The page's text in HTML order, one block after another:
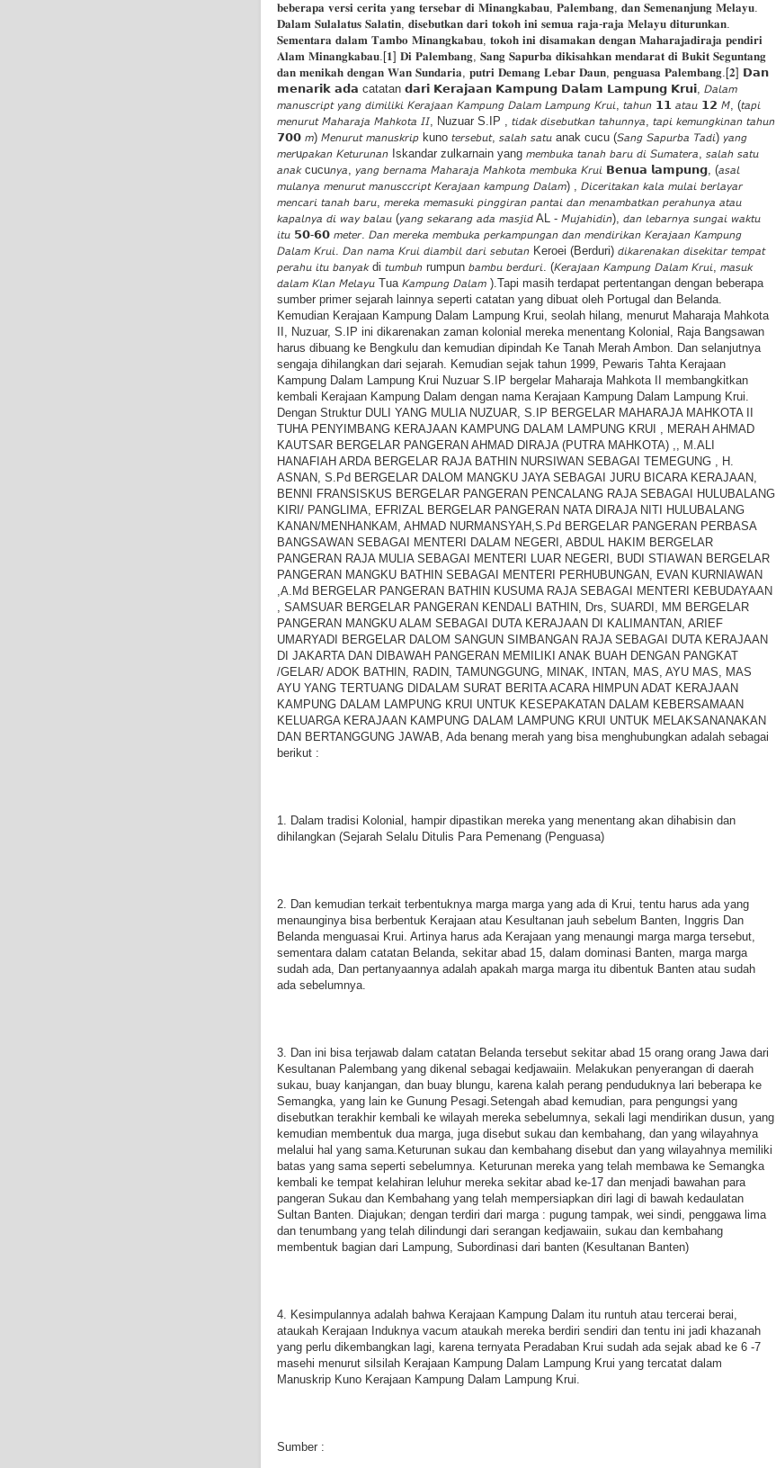
𝐛𝐞𝐛𝐞𝐫𝐚𝐩𝐚 𝐯𝐞𝐫𝐬𝐢 𝐜𝐞𝐫𝐢𝐭𝐚 𝐲𝐚𝐧𝐠 𝐭𝐞𝐫𝐬𝐞𝐛𝐚𝐫 𝐝𝐢 𝐌𝐢𝐧𝐚𝐧𝐠𝐤𝐚𝐛𝐚𝐮, 𝐏𝐚𝐥𝐞𝐦𝐛𝐚𝐧𝐠, 𝐝𝐚𝐧 𝐒𝐞𝐦𝐞𝐧𝐚𝐧𝐣𝐮𝐧𝐠 𝐌𝐞𝐥𝐚𝐲𝐮.
𝐃𝐚𝐥𝐚𝐦 𝐒𝐮𝐥𝐚𝐥𝐚𝐭𝐮𝐬 𝐒𝐚𝐥𝐚𝐭𝐢𝐧, 𝐝𝐢𝐬𝐞𝐛𝐮𝐭𝐤𝐚𝐧 𝐝𝐚𝐫𝐢 𝐭𝐨𝐤𝐨𝐡 𝐢𝐧𝐢 𝐬𝐞𝐦𝐮𝐚 𝐫𝐚𝐣𝐚-𝐫𝐚𝐣𝐚 𝐌𝐞𝐥𝐚𝐲𝐮 𝐝𝐢𝐭𝐮𝐫𝐮𝐧𝐤𝐚𝐧.
𝐒𝐞𝐦𝐞𝐧𝐭𝐚𝐫𝐚 𝐝𝐚𝐥𝐚𝐦 𝐓𝐚𝐦𝐛𝐨 𝐌𝐢𝐧𝐚𝐧𝐠𝐤𝐚𝐛𝐚𝐮, 𝐭𝐨𝐤𝐨𝐡 𝐢𝐧𝐢 𝐝𝐢𝐬𝐚𝐦𝐚𝐤𝐚𝐧 𝐝𝐞𝐧𝐠𝐚𝐧 𝐌𝐚𝐡𝐚𝐫𝐚𝐣𝐚𝐝𝐢𝐫𝐚𝐣𝐚 𝐩𝐞𝐧𝐝𝐢𝐫𝐢
𝐀𝐥𝐚𝐦 𝐌𝐢𝐧𝐚𝐧𝐠𝐤𝐚𝐛𝐚𝐮.[𝟏] 𝐃𝐢 𝐏𝐚𝐥𝐞𝐦𝐛𝐚𝐧𝐠, 𝐒𝐚𝐧𝐠 𝐒𝐚𝐩𝐮𝐫𝐛𝐚 𝐝𝐢𝐤𝐢𝐬𝐚𝐡𝐤𝐚𝐧 𝐦𝐞𝐧𝐝𝐚𝐫𝐚𝐭 𝐝𝐢 𝐁𝐮𝐤𝐢𝐭 𝐒𝐞𝐠𝐮𝐧𝐭𝐚𝐧𝐠
𝐝𝐚𝐧 𝐦𝐞𝐧𝐢𝐤𝐚𝐡 𝐝𝐞𝐧𝐠𝐚𝐧 𝐖𝐚𝐧 𝐒𝐮𝐧𝐝𝐚𝐫𝐢𝐚, 𝐩𝐮𝐭𝐫𝐢 𝐃𝐞𝐦𝐚𝐧𝐠 𝐋𝐞𝐛𝐚𝐫 𝐃𝐚𝐮𝐧, 𝐩𝐞𝐧𝐠𝐮𝐚𝐬𝐚 𝐏𝐚𝐥𝐞𝐦𝐛𝐚𝐧𝐠.[𝟐] 𝗗𝗮𝗻
𝗺𝗲𝗻𝗮𝗿𝗶𝗸 𝗮𝗱𝗮 catatan 𝗱𝗮𝗿𝗶 𝗞𝗲𝗿𝗮𝗷𝗮𝗮𝗻 𝗞𝗮𝗺𝗽𝘂𝗻𝗴 𝗗𝗮𝗹𝗮𝗺 𝗟𝗮𝗺𝗽𝘂𝗻𝗴 𝗞𝗿𝘂𝗶, 𝘋𝘢𝘭𝘢𝘮
𝘮𝘢𝘯𝘶𝘴𝘤𝘳𝘪𝘱𝘵 𝘺𝘢𝘯𝘨 𝘥𝘪𝘮𝘪𝘭𝘪𝘬𝘪 𝘒𝘦𝘳𝘢𝘫𝘢𝘢𝘯 𝘒𝘢𝘮𝘱𝘶𝘯𝘨 𝘋𝘢𝘭𝘢𝘮 𝘓𝘢𝘮𝘱𝘶𝘯𝘨 𝘒𝘳𝘶𝘪, 𝘵𝘢𝘩𝘶𝘯 𝟭𝟭 𝘢𝘵𝘢𝘶 𝟭𝟮 𝘔, (𝘵𝘢𝘱𝘪
𝘮𝘦𝘯𝘶𝘳𝘶𝘵 𝘔𝘢𝘩𝘢𝘳𝘢𝘫𝘢 𝘔𝘢𝘩𝘬𝘰𝘵𝘢 𝘐𝘐, Nuzuar S.IP , 𝘵𝘪𝘥𝘢𝘬 𝘥𝘪𝘴𝘦𝘣𝘶𝘵𝘬𝘢𝘯 𝘵𝘢𝘩𝘶𝘯𝘯𝘺𝘢, 𝘵𝘢𝘱𝘪 𝘬𝘦𝘮𝘶𝘯𝘨𝘬𝘪𝘯𝘢𝘯 𝘵𝘢𝘩𝘶𝘯
𝟳𝟬𝟬 𝘮) 𝘔𝘦𝘯𝘶𝘳𝘶𝘵 𝘮𝘢𝘯𝘶𝘴𝘬𝘳𝘪𝘱 kuno 𝘵𝘦𝘳𝘴𝘦𝘣𝘶𝘵, 𝘴𝘢𝘭𝘢𝘩 𝘴𝘢𝘵𝘶 anak cucu (𝘚𝘢𝘯𝘨 𝘚𝘢𝘱𝘶𝘳𝘣𝘢 𝘛𝘢𝘥𝘪) 𝘺𝘢𝘯𝘨
𝘮𝘦𝘳u𝘱𝘢𝘬𝘢𝘯 𝘒𝘦𝘵𝘶𝘳𝘶𝘯𝘢𝘯 Iskandar zulkarnain yang 𝘮𝘦𝘮𝘣𝘶𝘬𝘢 𝘵𝘢𝘯𝘢𝘩 𝘣𝘢𝘳𝘶 𝘥𝘪 𝘚𝘶𝘮𝘢𝘵𝘦𝘳𝘢, 𝘴𝘢𝘭𝘢𝘩 𝘴𝘢𝘵𝘶
𝘢𝘯𝘢𝘬 cucu𝘯𝘺𝘢, 𝘺𝘢𝘯𝘨 𝘣𝘦𝘳𝘯𝘢𝘮𝘢 𝘔𝘢𝘩𝘢𝘳𝘢𝘫𝘢 𝘔𝘢𝘩𝘬𝘰𝘵𝘢 𝘮𝘦𝘮𝘣𝘶𝘬𝘢 𝘒𝘳𝘶𝘪 𝗕𝗲𝗻𝘂𝗮 𝗹𝗮𝗺𝗽𝘂𝗻𝗴, (𝘢𝘴𝘢𝘭
𝘮𝘶𝘭𝘢𝘯𝘺𝘢 𝘮𝘦𝘯𝘶𝘳𝘶𝘵 𝘮𝘢𝘯𝘶𝘴𝘤𝘤𝘳𝘪𝘱𝘵 𝘒𝘦𝘳𝘢𝘫𝘢𝘢𝘯 𝘬𝘢𝘮𝘱𝘶𝘯𝘨 𝘋𝘢𝘭𝘢𝘮) , 𝘋𝘪𝘤𝘦𝘳𝘪𝘵𝘢𝘬𝘢𝘯 𝘬𝘢𝘭𝘢 𝘮𝘶𝘭𝘢𝘪 𝘣𝘦𝘳𝘭𝘢𝘺𝘢𝘳
𝘮𝘦𝘯𝘤𝘢𝘳𝘪 𝘵𝘢𝘯𝘢𝘩 𝘣𝘢𝘳𝘶, 𝘮𝘦𝘳𝘦𝘬𝘢 𝘮𝘦𝘮𝘢𝘴𝘶𝘬𝘪 𝘱𝘪𝘯𝘨𝘨𝘪𝘳𝘢𝘯 𝘱𝘢𝘯𝘵𝘢𝘪 𝘥𝘢𝘯 𝘮𝘦𝘯𝘢𝘮𝘣𝘢𝘵𝘬𝘢𝘯 𝘱𝘦𝘳𝘢𝘩𝘶𝘯𝘺𝘢 𝘢𝘵𝘢𝘶
𝘬𝘢𝘱𝘢𝘭𝘯𝘺𝘢 𝘥𝘪 𝘸𝘢𝘺 𝘣𝘢𝘭𝘢𝘶 (𝘺𝘢𝘯𝘨 𝘴𝘦𝘬𝘢𝘳𝘢𝘯𝘨 𝘢𝘥𝘢 𝘮𝘢𝘴𝘫𝘪𝘥 AL - 𝘔𝘶𝘫𝘢𝘩𝘪𝘥𝘪𝘯), 𝘥𝘢𝘯 𝘭𝘦𝘣𝘢𝘳𝘯𝘺𝘢 𝘴𝘶𝘯𝘨𝘢𝘪 𝘸𝘢𝘬𝘵𝘶
𝘪𝘵𝘶 𝟱𝟬-𝟲𝟬 𝘮𝘦𝘵𝘦𝘳. 𝘋𝘢𝘯 𝘮𝘦𝘳𝘦𝘬𝘢 𝘮𝘦𝘮𝘣𝘶𝘬𝘢 𝘱𝘦𝘳𝘬𝘢𝘮𝘱𝘶𝘯𝘨𝘢𝘯 𝘥𝘢𝘯 𝘮𝘦𝘯𝘥𝘪𝘳𝘪𝘬𝘢𝘯 𝘒𝘦𝘳𝘢𝘫𝘢𝘢𝘯 𝘒𝘢𝘮𝘱𝘶𝘯𝘨
𝘋𝘢𝘭𝘢𝘮 𝘒𝘳𝘶𝘪. 𝘋𝘢𝘯 𝘯𝘢𝘮𝘢 𝘒𝘳𝘶𝘪 𝘥𝘪𝘢𝘮𝘣𝘪𝘭 𝘥𝘢𝘳𝘪 𝘴𝘦𝘣𝘶𝘵𝘢𝘯 Keroei (Berduri) 𝘥𝘪𝘬𝘢𝘳𝘦𝘯𝘢𝘬𝘢𝘯 𝘥𝘪𝘴𝘦𝘬𝘪𝘵𝘢𝘳 𝘵𝘦𝘮𝘱𝘢𝘵
𝘱𝘦𝘳𝘢𝘩𝘶 𝘪𝘵𝘶 𝘣𝘢𝘯𝘺𝘢𝘬 di 𝘵𝘶𝘮𝘣𝘶𝘩 rumpun 𝘣𝘢𝘮𝘣𝘶 𝘣𝘦𝘳𝘥𝘶𝘳𝘪. (𝘒𝘦𝘳𝘢𝘫𝘢𝘢𝘯 𝘒𝘢𝘮𝘱𝘶𝘯𝘨 𝘋𝘢𝘭𝘢𝘮 𝘒𝘳𝘶𝘪, 𝘮𝘢𝘴𝘶𝘬
𝘥𝘢𝘭𝘢𝘮 𝘒𝘭𝘢𝘯 𝘔𝘦𝘭𝘢𝘺𝘶 Tua 𝘒𝘢𝘮𝘱𝘶𝘯𝘨 𝘋𝘢𝘭𝘢𝘮 ).Tapi masih terdapat pertentangan dengan beberapa
sumber primer sejarah lainnya seperti catatan yang dibuat oleh Portugal dan Belanda.
Kemudian Kerajaan Kampung Dalam Lampung Krui, seolah hilang, menurut Maharaja Mahkota
II, Nuzuar, S.IP ini dikarenakan zaman kolonial mereka menentang Kolonial, Raja Bangsawan
harus dibuang ke Bengkulu dan kemudian dipindah Ke Tanah Merah Ambon. Dan selanjutnya
sengaja dihilangkan dari sejarah. Kemudian sejak tahun 1999, Pewaris Tahta Kerajaan
Kampung Dalam Lampung Krui Nuzuar S.IP bergelar Maharaja Mahkota II membangkitkan
kembali Kerajaan Kampung Dalam dengan nama Kerajaan Kampung Dalam Lampung Krui.
Dengan Struktur DULI YANG MULIA NUZUAR, S.IP BERGELAR MAHARAJA MAHKOTA II
TUHA PENYIMBANG KERAJAAN KAMPUNG DALAM LAMPUNG KRUI , MERAH AHMAD
KAUTSAR BERGELAR PANGERAN AHMAD DIRAJA (PUTRA MAHKOTA) ,, M.ALI
HANAFIAH ARDA BERGELAR RAJA BATHIN NURSIWAN SEBAGAI TEMEGUNG , H.
ASNAN, S.Pd BERGELAR DALOM MANGKU JAYA SEBAGAI JURU BICARA KERAJAAN,
BENNI FRANSISKUS BERGELAR PANGERAN PENCALANG RAJA SEBAGAI HULUBALANG
KIRI/ PANGLIMA, EFRIZAL BERGELAR PANGERAN NATA DIRAJA NITI HULUBALANG
KANAN/MENHANKAM, AHMAD NURMANSYAH,S.Pd BERGELAR PANGERAN PERBASA
BANGSAWAN SEBAGAI MENTERI DALAM NEGERI, ABDUL HAKIM BERGELAR
PANGERAN RAJA MULIA SEBAGAI MENTERI LUAR NEGERI, BUDI STIAWAN BERGELAR
PANGERAN MANGKU BATHIN SEBAGAI MENTERI PERHUBUNGAN, EVAN KURNIAWAN
,A.Md BERGELAR PANGERAN BATHIN KUSUMA RAJA SEBAGAI MENTERI KEBUDAYAAN
, SAMSUAR BERGELAR PANGERAN KENDALI BATHIN, Drs, SUARDI, MM BERGELAR
PANGERAN MANGKU ALAM SEBAGAI DUTA KERAJAAN DI KALIMANTAN, ARIEF
UMARYADI BERGELAR DALOM SANGUN SIMBANGAN RAJA SEBAGAI DUTA KERAJAAN
DI JAKARTA DAN DIBAWAH PANGERAN MEMILIKI ANAK BUAH DENGAN PANGKAT
/GELAR/ ADOK BATHIN, RADIN, TAMUNGGUNG, MINAK, INTAN, MAS, AYU MAS, MAS
AYU YANG TERTUANG DIDALAM SURAT BERITA ACARA HIMPUN ADAT KERAJAAN
KAMPUNG DALAM LAMPUNG KRUI UNTUK KESEPAKATAN DALAM KEBERSAMAAN
KELUARGA KERAJAAN KAMPUNG DALAM LAMPUNG KRUI UNTUK MELAKSANANAKAN
DAN BERTANGGUNG JAWAB, Ada benang merah yang bisa menghubungkan adalah sebagai
berikut :
1. Dalam tradisi Kolonial, hampir dipastikan mereka yang menentang akan dihabisin dan
dihilangkan (Sejarah Selalu Ditulis Para Pemenang (Penguasa)
2. Dan kemudian terkait terbentuknya marga marga yang ada di Krui, tentu harus ada yang
menaunginya bisa berbentuk Kerajaan atau Kesultanan jauh sebelum Banten, Inggris Dan
Belanda menguasai Krui. Artinya harus ada Kerajaan yang menaungi marga marga tersebut,
sementara dalam catatan Belanda, sekitar abad 15, dalam dominasi Banten, marga marga
sudah ada, Dan pertanyaannya adalah apakah marga marga itu dibentuk Banten atau sudah
ada sebelumnya.
3. Dan ini bisa terjawab dalam catatan Belanda tersebut sekitar abad 15 orang orang Jawa dari
Kesultanan Palembang yang dikenal sebagai kedjawaiin. Melakukan penyerangan di daerah
sukau, buay kanjangan, dan buay blungu, karena kalah perang penduduknya lari beberapa ke
Semangka, yang lain ke Gunung Pesagi.Setengah abad kemudian, para pengungsi yang
disebutkan terakhir kembali ke wilayah mereka sebelumnya, sekali lagi mendirikan dusun, yang
kemudian membentuk dua marga, juga disebut sukau dan kembahang, dan yang wilayahnya
melalui hal yang sama.Keturunan sukau dan kembahang disebut dan yang wilayahnya memiliki
batas yang sama seperti sebelumnya. Keturunan mereka yang telah membawa ke Semangka
kembali ke tempat kelahiran leluhur mereka sekitar abad ke-17 dan menjadi bawahan para
pangeran Sukau dan Kembahang yang telah mempersiapkan diri lagi di bawah kedaulatan
Sultan Banten. Diajukan; dengan terdiri dari marga : pugung tampak, wei sindi, penggawa lima
dan tenumbang yang telah dilindungi dari serangan kedjawaiin, sukau dan kembahang
membentuk bagian dari Lampung, Subordinasi dari banten (Kesultanan Banten)
4. Kesimpulannya adalah bahwa Kerajaan Kampung Dalam itu runtuh atau tercerai berai,
ataukah Kerajaan Induknya vacum ataukah mereka berdiri sendiri dan tentu ini jadi khazanah
yang perlu dikembangkan lagi, karena ternyata Peradaban Krui sudah ada sejak abad ke 6 -7
masehi menurut silsilah Kerajaan Kampung Dalam Lampung Krui yang tercatat dalam
Manuskrip Kuno Kerajaan Kampung Dalam Lampung Krui.
Sumber :